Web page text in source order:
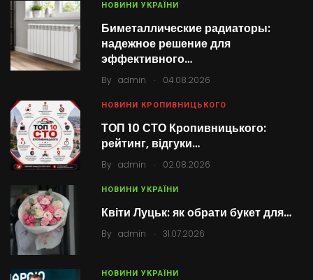
НОВИНИ УКРАЇНИ
Биметаллические радиаторы:
надежное решение для
эффективного…
By admin . 04.08.2026
НОВИНИ КРОПИВНИЦЬКОГО
ТОП 10 СТО Кропивницького:
рейтинг, відгуки…
By admin . 02.08.2026
НОВИНИ УКРАЇНИ
Квіти Луцьк: як обрати букет для…
By admin . 31.07.2026
НОВИНИ УКРАЇНИ